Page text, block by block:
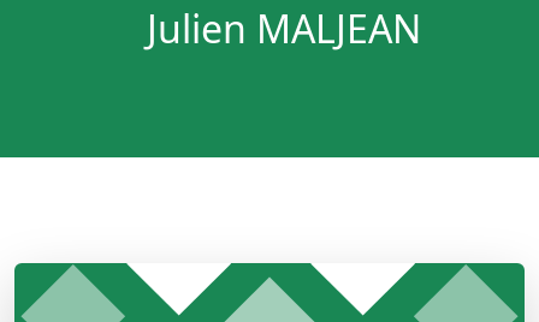
Julien MALJEAN